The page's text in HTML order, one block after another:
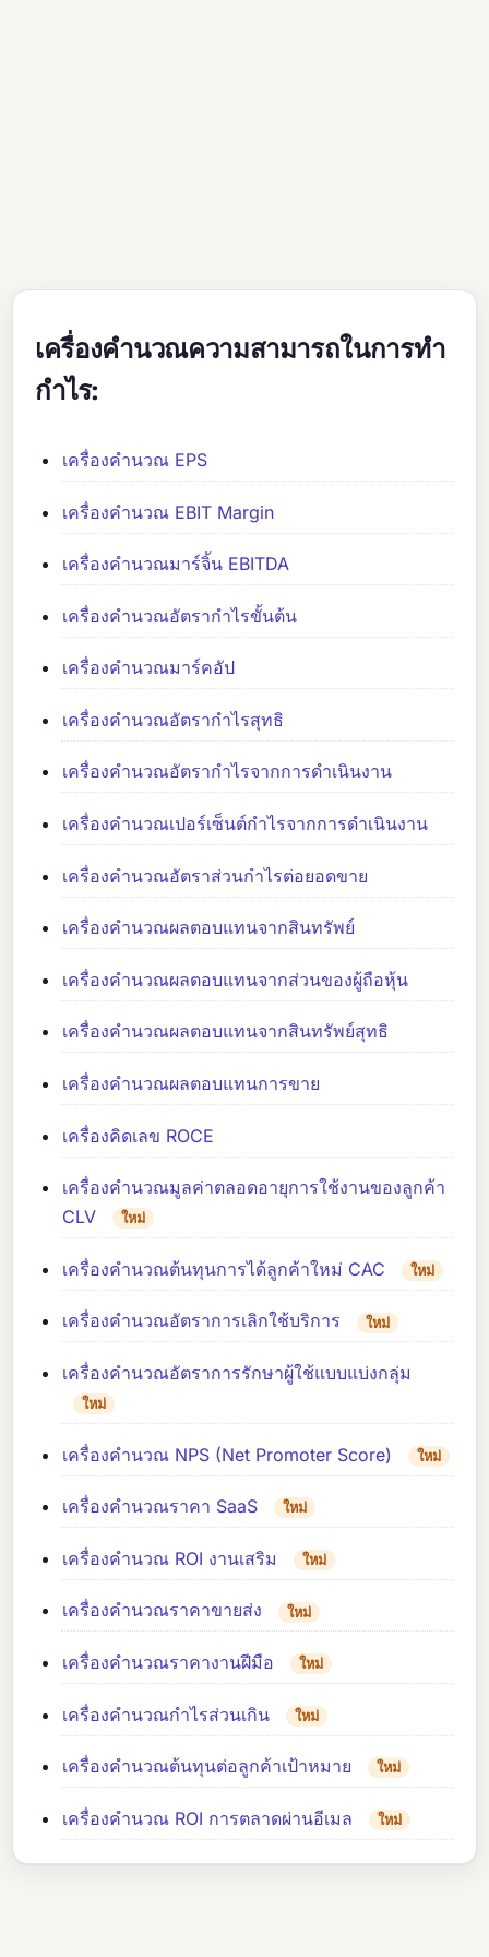
เครื่องคำนวณความสามารถในการทำ
กำไร:
เครื่องคำนวณ EPS
เครื่องคำนวณ EBIT Margin
เครื่องคำนวณมาร์จิ้น EBITDA
เครื่องคำนวณอัตรากำไรขั้นต้น
เครื่องคำนวณมาร์คอัป
เครื่องคำนวณอัตรากำไรสุทธิ
เครื่องคำนวณอัตรากำไรจากการดำเนินงาน
เครื่องคำนวณเปอร์เซ็นต์กำไรจากการดำเนินงาน
เครื่องคำนวณอัตราส่วนกำไรต่อยอดขาย
เครื่องคำนวณผลตอบแทนจากสินทรัพย์
เครื่องคำนวณผลตอบแทนจากส่วนของผู้ถือหุ้น
เครื่องคำนวณผลตอบแทนจากสินทรัพย์สุทธิ
เครื่องคำนวณผลตอบแทนการขาย
เครื่องคิดเลข ROCE
เครื่องคำนวณมูลค่าตลอดอายุการใช้งานของลูกค้า
CLV
ใหม่
เครื่องคำนวณต้นทุนการได้ลูกค้าใหม่ CAC ใหม่
เครื่องคำนวณอัตราการเลิกใช้บริการ ใหม่
เครื่องคำนวณอัตราการรักษาผู้ใช้แบบแบ่งกลุ่ม
ใหม่
เครื่องคำนวณ NPS (Net Promoter Score) ใหม่
เครื่องคำนวณราคา SaaS ใหม่
เครื่องคำนวณ ROI งานเสริม ใหม่
เครื่องคำนวณราคาขายส่ง ใหม่
เครื่องคำนวณราคางานฝีมือ ใหม่
เครื่องคำนวณกำไรส่วนเกิน ใหม่
เครื่องคำนวณต้นทุนต่อลูกค้าเป้าหมาย ใหม่
เครื่องคำนวณ ROI การตลาดผ่านอีเมล ใหม่